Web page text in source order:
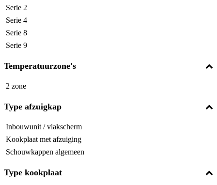
Serie 2
Serie 4
Serie 8
Serie 9
Temperatuurzone's
2 zone
Type afzuigkap
Inbouwunit / vlakscherm
Kookplaat met afzuiging
Schouwkappen algemeen
Type kookplaat